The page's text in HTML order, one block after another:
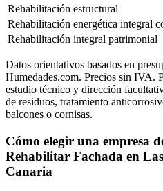
Rehabilitación estructural
Rehabilitación energética integral
Rehabilitación integral patrimonial
Datos orientativos basados en
Humedades.com. Precios sin IVA.
estudio técnico y dirección
de residuos, tratamiento
balcones o cornisas.
Cómo elegir una empresa
Rehabilitar Fachada en
Canaria